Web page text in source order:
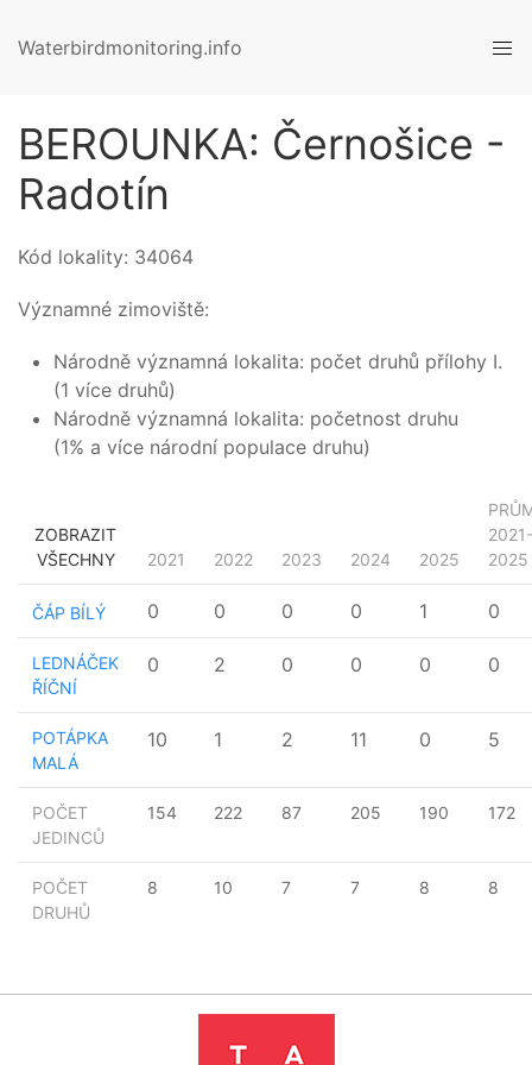
Waterbirdmonitoring.info
BEROUNKA: Černošice -
Radotín
Kód lokality: 34064
Významné zimoviště:
Národně významná lokalita: počet druhů přílohy I.
(1 více druhů)
Národně významná lokalita: početnost druhu
(1% a více národní populace druhu)
ZOBRAZIT
VŠECHNY
2021 2022 2023 2024 2025
2021-
2025
POČET
JEDINCŮ
154 222 87 205 190 172
POČET
DRUHŮ
8 10 7 7 8 8
ČÁP BÍLÝ 0 0 0 0 1 0
LEDNÁČEK
ŘÍČNÍ
0 2 0 0 0 0
POTÁPKA
MALÁ
10 1 2 11 0 5